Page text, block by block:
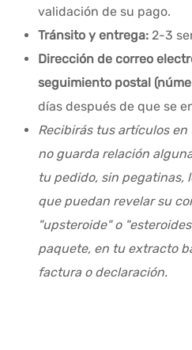
validación de su pago.
Tránsito y entrega: 2-3
Dirección de correo
seguimiento postal
días después de que se
Recibirás tus artículos
no guarda relación
tu pedido, sin pegatinas,
que puedan revelar su
"upsteroide" o
paquete, en tu extracto
factura o declaración.